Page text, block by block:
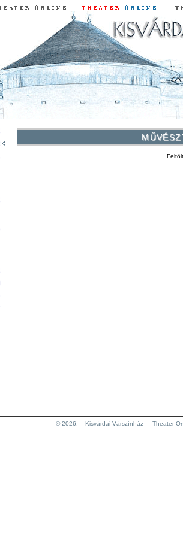
© 2026. - Kisvárdai Várszínház - Theater